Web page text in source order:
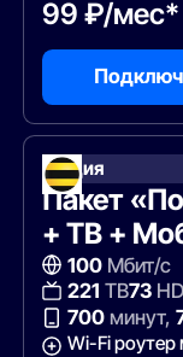
99 ₽/мес*
Акция
Пакет
+ ТВ +
100Мбит/с
221 ТВ73HD
700минут,
Wi-Fi роутер